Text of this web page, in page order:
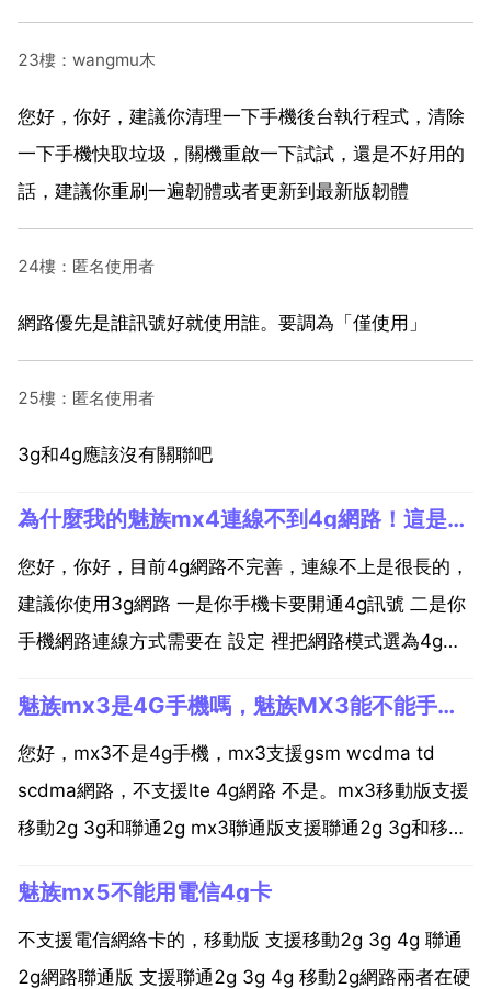
23樓：wangmu木
您好，你好，建議你清理一下手機後台執行程式，清除
一下手機快取垃圾，關機重啟一下試試，還是不好用的
話，建議你重刷一遍韌體或者更新到最新版韌體
24樓：匿名使用者
網路優先是誰訊號好就使用誰。要調為「僅使用」
25樓：匿名使用者
3g和4g應該沒有關聯吧
為什麼我的魅族mx4連線不到4g網路！這是什麼原因
您好，你好，目前4g網路不完善，連線不上是很長的，
建議你使用3g網路 一是你手機卡要開通4g訊號 二是你
手機網路連線方式需要在 設定 裡把網路模式選為4g網
路。魅族mx4為什麼用不到移動4g網路 mx4目前公布
的有4款產品 魅族mx4 雙4g 版 ...
魅族mx3是4G手機嗎，魅族MX3能不能手機成4G
您好，mx3不是4g手機，mx3支援gsm wcdma td
scdma網路，不支援lte 4g網路 不是。mx3移動版支援
移動2g 3g和聯通2g mx3聯通版支援聯通2g 3g和移動
哦，mx3現在不支援4g的 您好，魅族mx3不支援4g網
路的，...
魅族mx5不能用電信4g卡
不支援電信網絡卡的，移動版 支援移動2g 3g 4g 聯通
2g網路聯通版 支援聯通2g 3g 4g 移動2g網路兩者在硬